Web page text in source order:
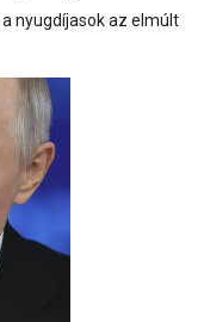
nyugdíjasok az elmúlt